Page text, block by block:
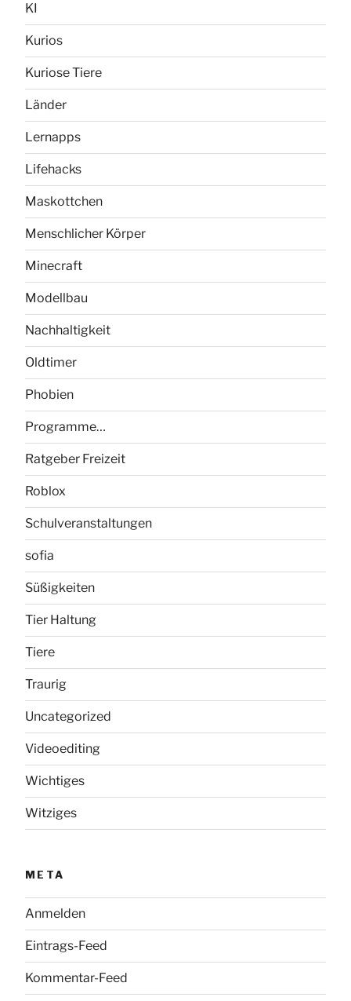
KI
Kurios
Kuriose Tiere
Länder
Lernapps
Lifehacks
Maskottchen
Menschlicher Körper
Minecraft
Modellbau
Nachhaltigkeit
Oldtimer
Phobien
Programme…
Ratgeber Freizeit
Roblox
Schulveranstaltungen
sofia
Süßigkeiten
Tier Haltung
Tiere
Traurig
Uncategorized
Videoediting
Wichtiges
Witziges
META
Anmelden
Eintrags-Feed
Kommentar-Feed